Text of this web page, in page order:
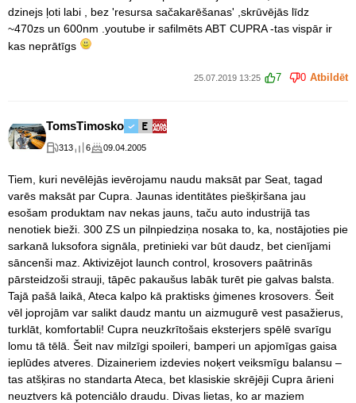
dzinejs ļoti labi , bez 'resursa sačakarēšanas' ,skrūvējās līdz
~470zs un 600nm .youtube ir safilmēts ABT CUPRA -tas vispār ir
kas neprātīgs
25.07.2019 13:25 7 0 Atbildēt
TomsTimosko
313 6 09.04.2005
Tiem, kuri nevēlējās ievērojamu naudu maksāt par Seat, tagad
varēs maksāt par Cupra. Jaunas identitātes piešķiršana jau
esošam produktam nav nekas jauns, taču auto industrijā tas
nenotiek bieži. 300 ZS un pilnpiedziņa nosaka to, ka, nostājoties pie
sarkanā luksofora signāla, pretinieki var būt daudz, bet cienījami
sāncenši maz. Aktivizējot launch control, krosovers paātrinās
pārsteidzoši strauji, tāpēc pakaušus labāk turēt pie galvas balsta.
Tajā pašā laikā, Ateca kalpo kā praktisks ģimenes krosovers. Šeit
vēl joprojām var salikt daudz mantu un aizmugurē vest pasažierus,
turklāt, komfortabli! Cupra neuzkrītošais eksterjers spēlē svarīgu
lomu tā tēlā. Šeit nav milzīgi spoileri, bamperi un apjomīgas gaisa
ieplūdes atveres. Dizaineriem izdevies noķert veiksmīgu balansu –
tas atšķiras no standarta Ateca, bet klasiskie skrējēji Cupra ārieni
neuztvers kā potenciālo draudu. Divas lietas, ko ar maziem